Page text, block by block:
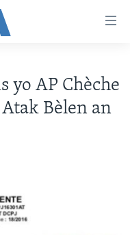
yo AP Chèche
Bèlen an